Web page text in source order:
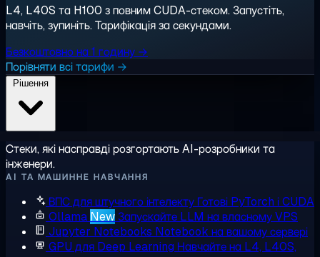
L4, L40S та H100 з повним CUDA-стеком. Запустіть,
навчіть, зупиніть. Тарифікація за секундами.
Безкоштовно на 1 годину →
Порівняти всі тарифи →
Стеки, які насправді розгортають AI-розробники та
інженери.
AI ТА МАШИННЕ НАВЧАННЯ
ВПС для штучного інтелектуГотові PyTorch і CUDA
Ollama NewЗапускайте LLM на власному VPS
Jupyter Notebooks Notebook на вашому сервері
GPU для Deep Learning Навчайте на L4, L40S,